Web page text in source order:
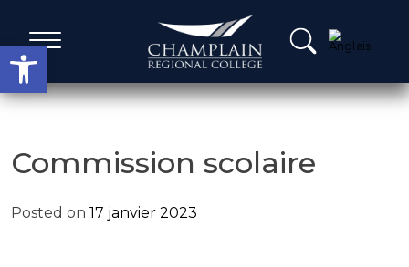
Open toolbar
content
Commission scolaire
Posted on 17 janvier 2023